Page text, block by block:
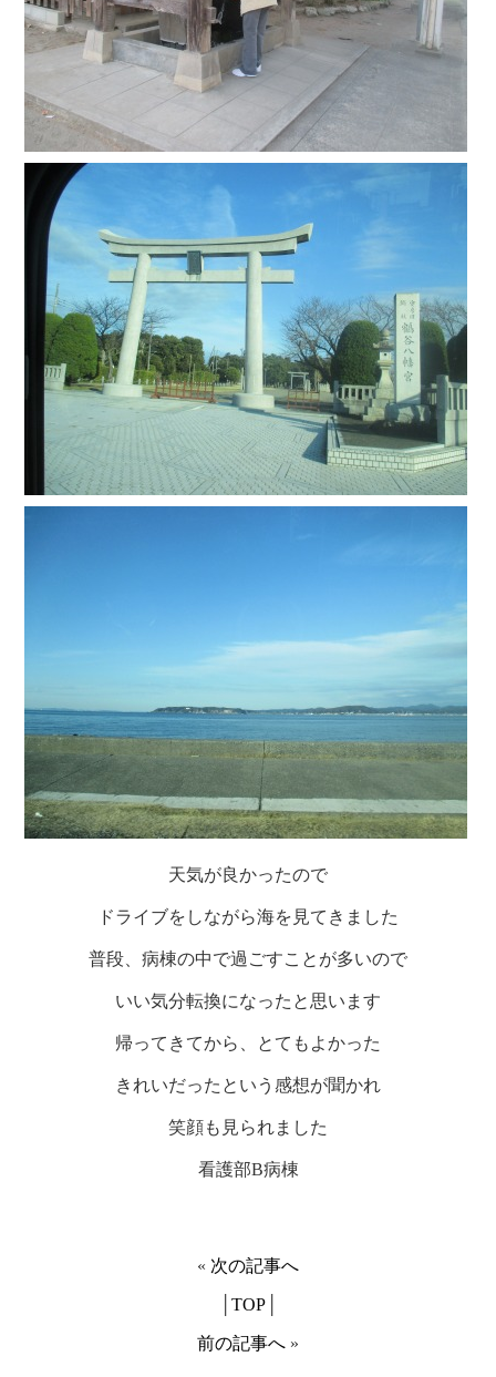
天気が良かったので
ドライブをしながら海を見てきました
普段、病棟の中で過ごすことが多いので
いい気分転換になったと思います
帰ってきてから、とてもよかった
きれいだったという感想が聞かれ
笑顔も見られました
看護部B病棟
« 次の記事へ
TOP│
前の記事へ »